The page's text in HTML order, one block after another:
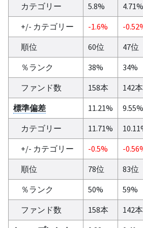
カテゴリー
5.8% 4.71%
+/- カテゴリー
-1.6% -
順位
60位 47位
％ランク
38% 34%
ファンド数
158本 142本
標準偏差
11.21% 9.55%
カテゴリー
11.71%
+/- カテゴリー
-0.5% -
順位
78位 83位
％ランク
50% 59%
ファンド数
158本 142本